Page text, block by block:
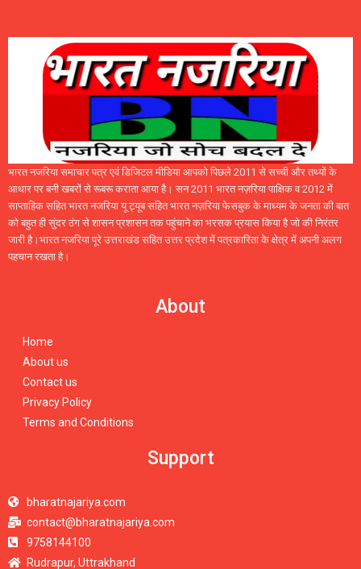
भारत नजरिया समाचार पत्र एवं डिजिटल मीडिया आपको पिछले 2011 से सच्ची और तथ्यों के
आधार पर बनी खबरों से रूबरू कराता आया है। सन 2011 भारत नज़रिया पाक्षिक व 2012 में
साप्ताहिक सहित भारत नजरिया यू ट्यूब सहित भारत नज़रिया फेसबुक के माध्यम के जनता की बात
को बहुत ही सुंदर ठंग से शासन प्रशासन तक पहुंचाने का भरसक प्रयास किया है जो की निरंतर
जारी है।भारत नजरिया पूरे उत्तराखंड सहित उत्तर प्रदेश में पत्रकारिता के क्षेत्र में अपनी अलग
पहचान रखता है।
About
Home
About us
Contact us
Privacy Policy
Terms and Conditions
Support
bharatnajariya.com
contact@bharatnajariya.com
9758144100
Rudrapur, Uttrakhand